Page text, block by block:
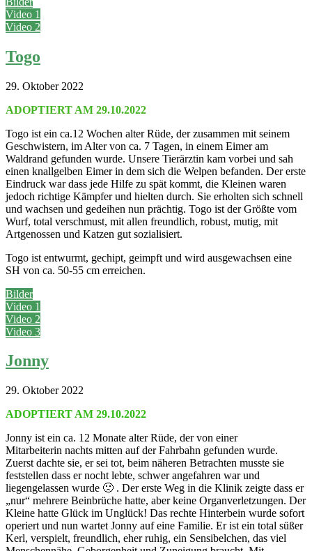
Video 1
Video 2
Togo
29. Oktober 2022
ADOPTIERT AM 29.10.2022
Togo ist ein ca.12 Wochen alter Rüde, der zusammen mit seinem
Geschwistern, im Alter von ca. 7 Tagen, in einem Eimer am
Waldrand gefunden wurde. Unsere Tierärztin kam vorbei und sah
einen knallgelben Eimer in dem sich die Welpen befanden. Der erste
Eindruck war dass jede Hilfe zu spät kommt, die Kleinen waren
jedoch richtige Kämpfer und hielten durch. Sie erholten sich schnell
und wachsen und gedeihen nun prächtig. Togo ist der Größte vom
Wurf, total verschmust, mit allen freundlich, robust, mutig, mit
Artgenossen und Katzen gut sozialisiert.
Togo ist entwurmt, gechipt, geimpft und wird ausgewachsen eine
SH von ca. 50-55 cm erreichen.
Bilder
Video 1
Video 2
Video 3
Jonny
29. Oktober 2022
ADOPTIERT AM 29.10.2022
Jonny ist ein ca. 12 Monate alter Rüde, der von einer
Mitarbeiterin nachts mitten auf der Fahrbahn gefunden wurde.
Zuerst dachte sie, er sei tot, beim näheren Betrachten musste sie
feststellen dass er nocht lebte, schwer angefahren war und
liegengelassen wurde 🙁 . Der erste Weg in die Klinik zeigte dass er
„nur“ mehrere Beinbrüche hatte, aber keine Organverletzungen. Der
Kleine hatte Glück im Unglück! Das rechte Hinterbein wurde sofort
operiert und nun wartet Jonny auf eine Familie. Er ist ein total süßer
Kerl, verspielt, freundlich, eher ruhig, ein Sensibelchen, das viel